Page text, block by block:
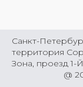
@
Санкт-
территория
Зона, проезд 1-